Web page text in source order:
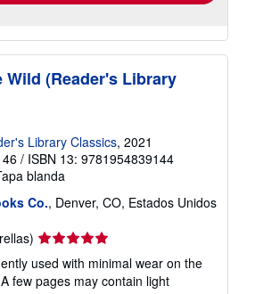
Wild (Reader's Library
Library Classics, 2021
/ ISBN 13: 9781954839144
blanda
Co., Denver, CO, Estados Unidos
Calificación
vendedor:
used with minimal wear on the
few pages may contain light